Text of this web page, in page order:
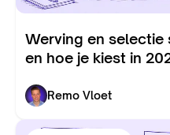
Werving en
en hoe je kiest in
Remo Vloet